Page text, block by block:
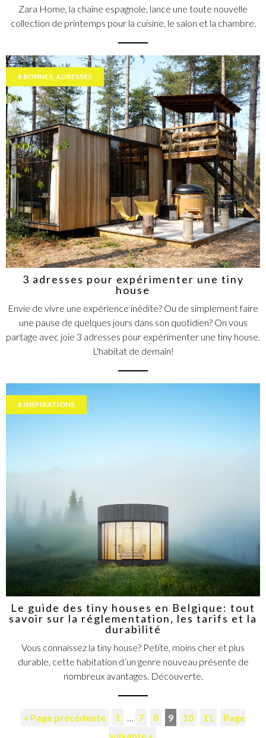
Zara Home, la chaîne espagnole, lance une toute nouvelle
collection de printemps pour la cuisine, le salon et la chambre.
BONNES_ADRESSES
3 adresses pour expérimenter une tiny
house
Envie de vivre une expérience inédite? Ou de simplement faire
une pause de quelques jours dans son quotidien? On vous
partage avec joie 3 adresses pour expérimenter une tiny house.
L'habitat de demain!
INSPIRATIONS
Le guide des tiny houses en Belgique: tout
savoir sur la réglementation, les tarifs et la
durabilité
Vous connaissez la tiny house? Petite, moins cher et plus
durable, cette habitation d’un genre nouveau présente de
nombreux avantages. Découverte.
« Page précédente 1 7 8 9 10 11
Page
suivante »